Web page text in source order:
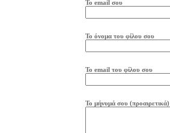
Το email σου
Το όνομα του φίλου σου
Το email του φίλου σου
Το μήνυμά σου (προαιρετικά)